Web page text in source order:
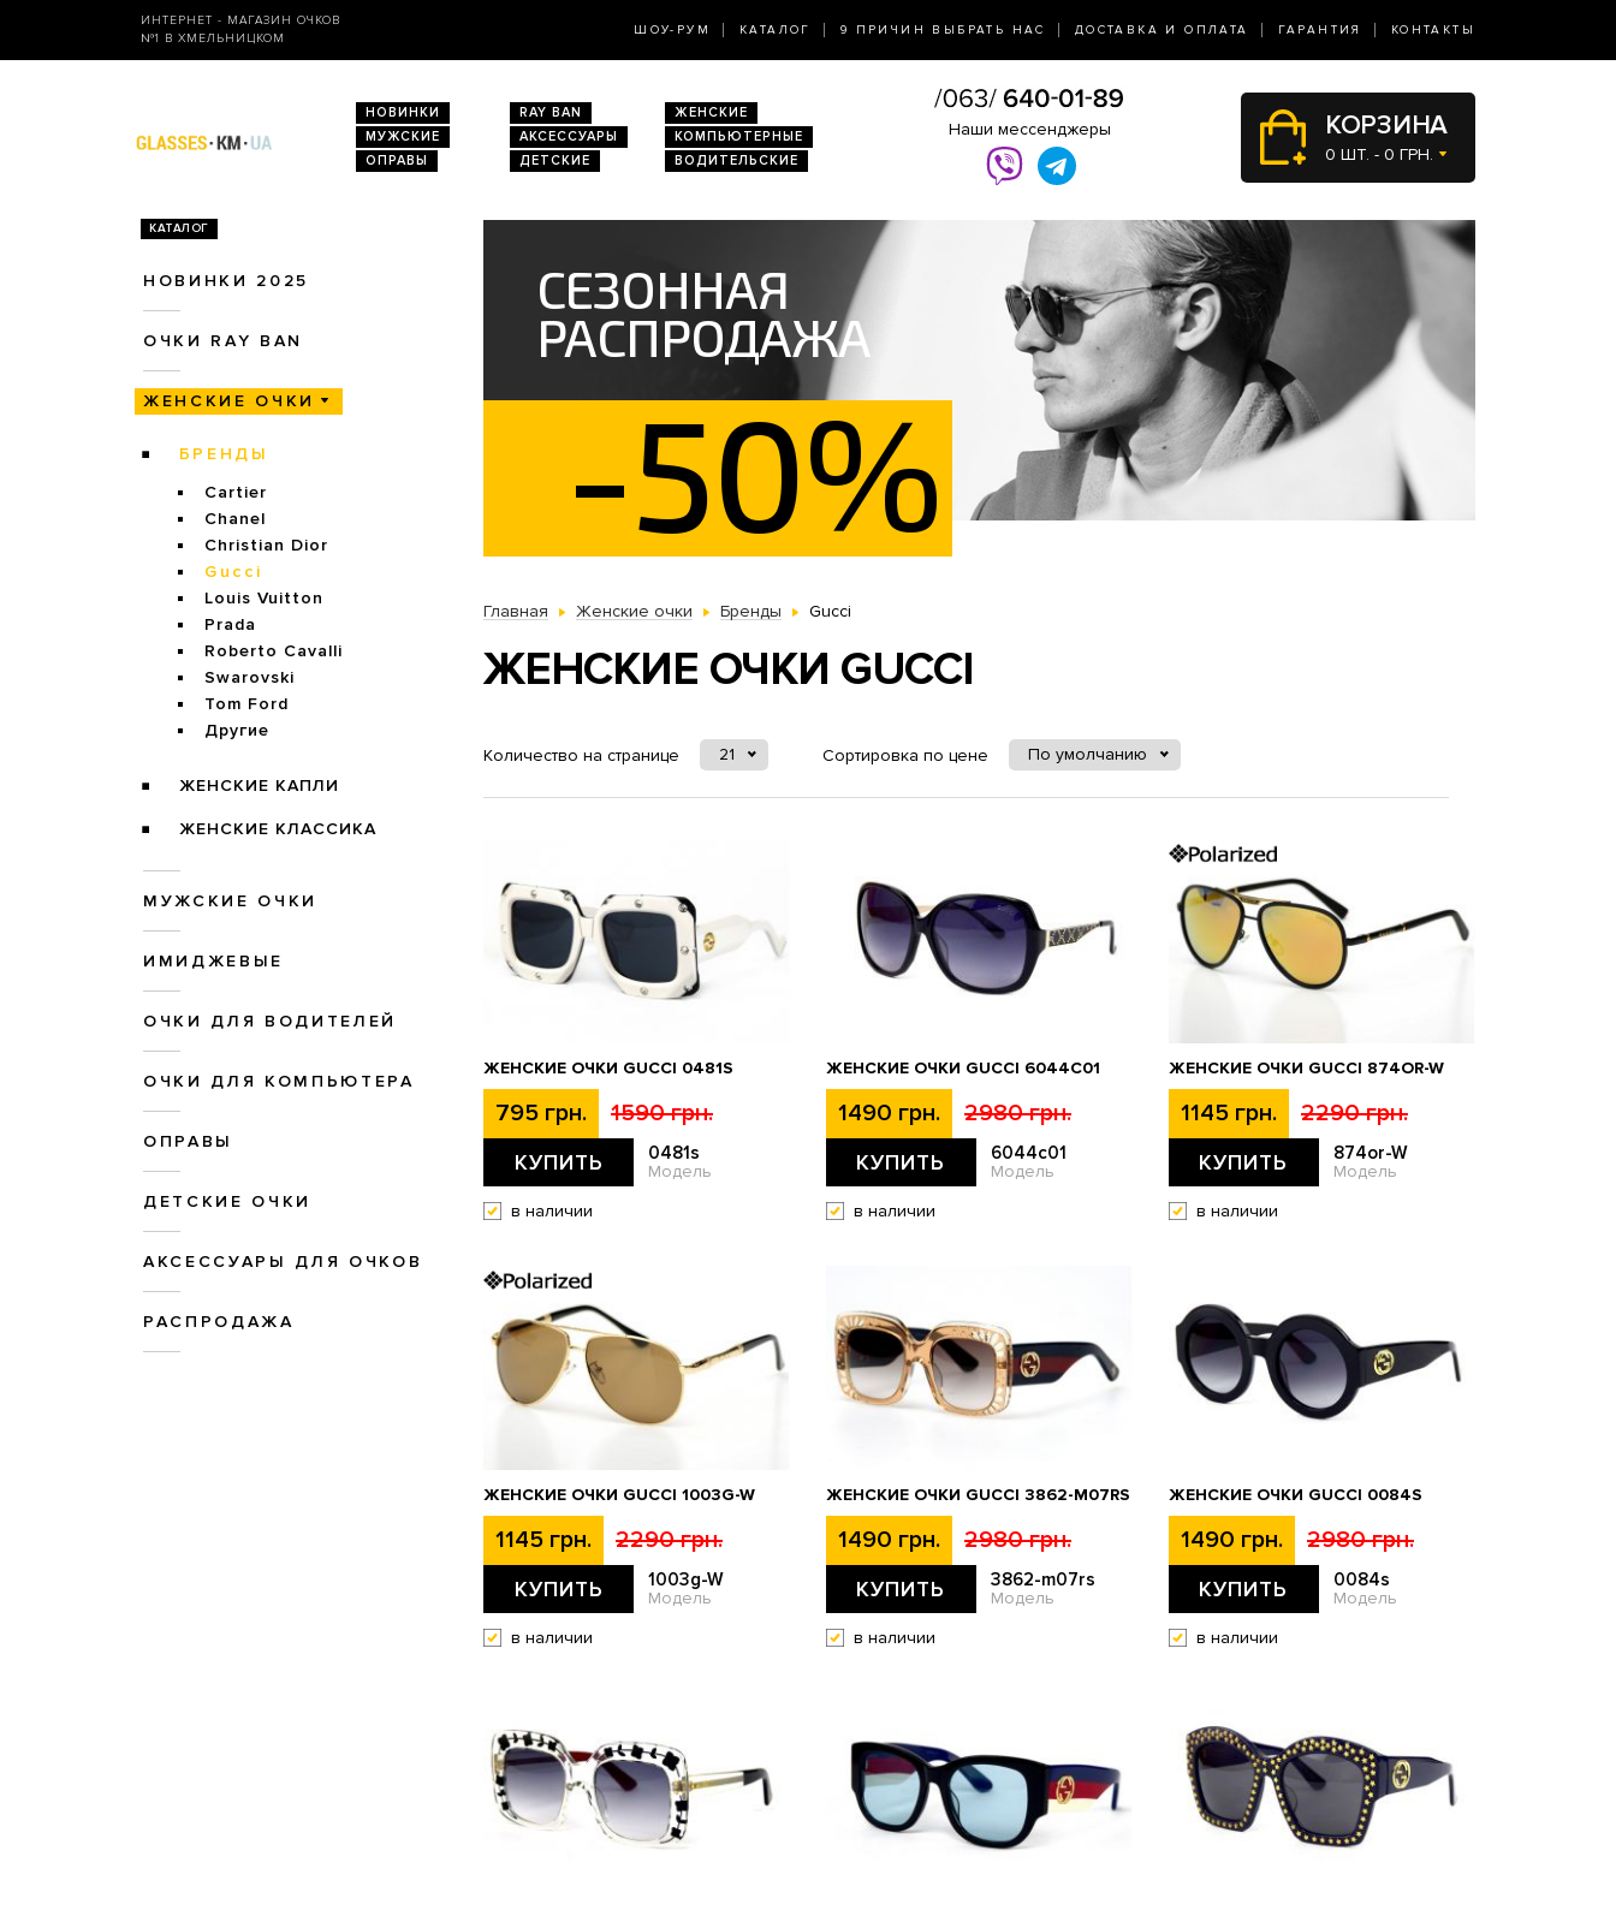
ИНТЕРНЕТ - МАГАЗИН ОЧКОВ
№1 В ХМЕЛЬНИЦКОМ
ШОУ-РУМ КАТАЛОГ 9 ПРИЧИН ВЫБРАТЬ НАС ДОСТАВКА И ОПЛАТА ГАРАНТИЯ КОНТАКТЫ
НОВИНКИ RAY BAN
ЖЕНСКИЕ
МУЖСКИЕ
АКСЕССУАРЫ
КОМПЬЮТЕРНЫЕ
ОПРАВЫ
ДЕТСКИЕ ВОДИТЕЛЬСКИЕ
Наши мессенджеры КОРЗИНА
0 ШТ. - 0 ГРН.
КАТАЛОГ
НОВИНКИ 2025
ОЧКИ RAY BAN
ЖЕНСКИЕ ОЧКИ
БРЕНДЫ
Cartier
Chanel
Christian Dior
Gucci
Louis Vuitton
Prada
Roberto Cavalli
Swarovski
Tom Ford
Другие
ЖЕНСКИЕ КАПЛИ
ЖЕНСКИЕ КЛАССИКА
МУЖСКИЕ ОЧКИ
ИМИДЖЕВЫЕ
ОЧКИ ДЛЯ ВОДИТЕЛЕЙ
ОЧКИ ДЛЯ КОМПЬЮТЕРА
ОПРАВЫ
ДЕТСКИЕ ОЧКИ
АКСЕССУАРЫ ДЛЯ ОЧКОВ
РАСПРОДАЖА
СЕЗОННАЯ
РАСПРОДАЖА
-50%
Главная Женские очки Бренды Gucci
ЖЕНСКИЕ ОЧКИ GUCCI
Количество на странице 21 Сортировка по цене По умолчанию
ЖЕНСКИЕ ОЧКИ GUCCI 0481S
795 грн. 1590 грн.
КУПИТЬ 0481s
Модель
в наличии
ЖЕНСКИЕ ОЧКИ GUCCI 6044C01
1490 грн. 2980 грн.
КУПИТЬ 6044c01
Модель
в наличии
ЖЕНСКИЕ ОЧКИ GUCCI 874OR-W
1145 грн. 2290 грн.
КУПИТЬ 874or-W
Модель
в наличии
ЖЕНСКИЕ ОЧКИ GUCCI 1003G-W
1145 грн. 2290 грн.
КУПИТЬ 1003g-W
Модель
в наличии
ЖЕНСКИЕ ОЧКИ GUCCI 3862-M07RS
1490 грн. 2980 грн.
КУПИТЬ 3862-m07rs
Модель
в наличии
ЖЕНСКИЕ ОЧКИ GUCCI 0084S
1490 грн. 2980 грн.
КУПИТЬ 0084s
Модель
в наличии